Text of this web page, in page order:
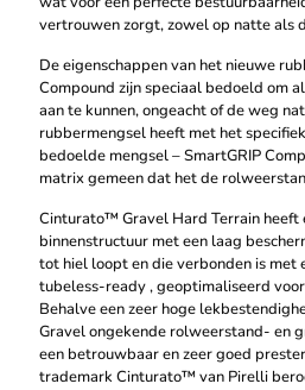
vertrouwen zorgt, zowel op natte als
De eigenschappen van het nieuwe
Compound zijn speciaal bedoeld om
aan te kunnen, ongeacht of de weg
rubbermengsel heeft met het
bedoelde mengsel – SmartGRIP
matrix gemeen dat het de
Cinturato™ Gravel Hard Terrain heeft
binnenstructuur met een laag
tot hiel loopt en die verbonden is met
tubeless-ready , geoptimaliseerd
Behalve een zeer hoge
Gravel ongekende rolweerstand- en
een betrouwbaar en zeer goed
trademark Cinturato™ van Pirelli